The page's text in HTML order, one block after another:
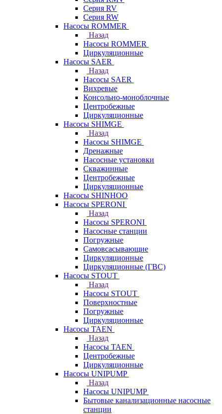
Серия RV
Серия RW
Насосы ROMMER
Назад
Насосы ROMMER
Циркуляционные
Насосы SAER
Назад
Насосы SAER
Вихревые
Консольно-моноблочные
Центробежные
Циркуляционные
Насосы SHIMGE
Назад
Насосы SHIMGE
Дренажные
Насосные установки
Скважинные
Центробежные
Циркуляционные
Насосы SHINHOO
Насосы SPERONI
Назад
Насосы SPERONI
Насосные станции
Погружные
Самовсасывающие
Циркуляционные
Циркуляционные (ГВС)
Насосы STOUT
Назад
Насосы STOUT
Поверхностные
Погружные
Циркуляционные
Насосы TAEN
Назад
Насосы TAEN
Центробежные
Циркуляционные
Насосы UNIPUMP
Назад
Насосы UNIPUMP
Бытовые канализационные насосные
станции